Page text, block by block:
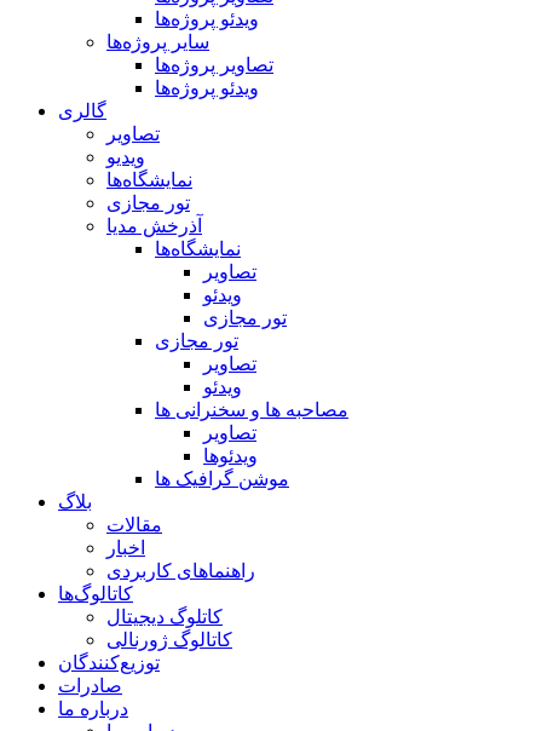
ویدئو پروژه‌ها
سایر پروژه‌ها
تصاویر پروژه‌ها
ویدئو پروژه‌ها
گالری
تصاویر
ویدیو
نمایشگاه‌ها
تور مجازی
آذرخش مدیا
نمایشگاه‌ها
تصاویر
ویدئو
تور مجازی
تور مجازی
تصاویر
ویدئو
مصاحبه ها و سخنرانی ها
تصاویر
ویدئوها
موشن گرافیک ها
بلاگ
مقالات
اخبار
راهنماهای کاربردی
کاتالوگ‌ها
کاتلوگ دیجیتال
کاتالوگ ژورنالی
توزیع‌کنندگان
صادرات
درباره ما